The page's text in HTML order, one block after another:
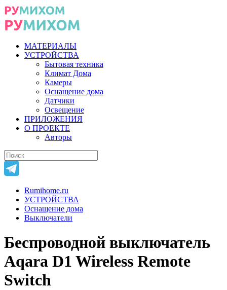
МАТЕРИАЛЫ
УСТРОЙСТВА
Бытовая техника
Климат Дома
Камеры
Оснащение дома
Датчики
Освещение
ПРИЛОЖЕНИЯ
О ПРОЕКТЕ
Авторы
Rumihome.ru
УСТРОЙСТВА
Оснащение дома
Выключатели
Беспроводной выключатель
Aqara D1 Wireless Remote
Switch